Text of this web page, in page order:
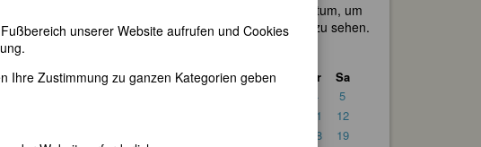
Wählen Sie ein anderes Datum, um
die passenden Gedenktage zu sehen.
So
Mo Di Mi Fr
Sa
4
5
11
12
18
19
unserer Website aufrufen und Cookies
Ihre Zustimmung zu ganzen Kategorien geben